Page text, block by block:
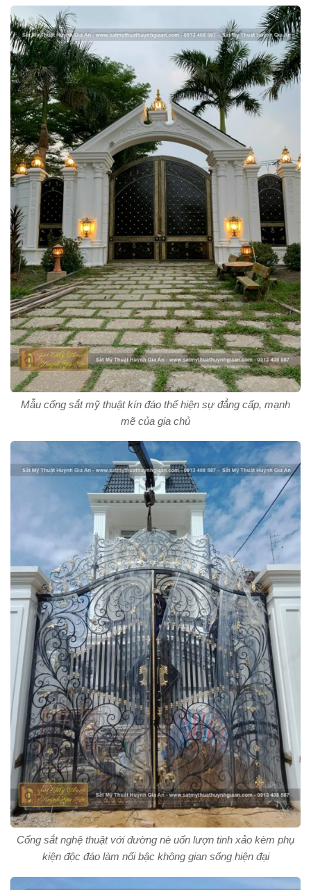
Mẫu cổng sắt mỹ thuật kín đáo thể hiện sự đẳng cấp, mạnh
mẽ của gia chủ
Cổng sắt nghệ thuật với đường nè uốn lượn tinh xảo kèm phụ
kiện độc đáo làm nổi bậc không gian sống hiện đại